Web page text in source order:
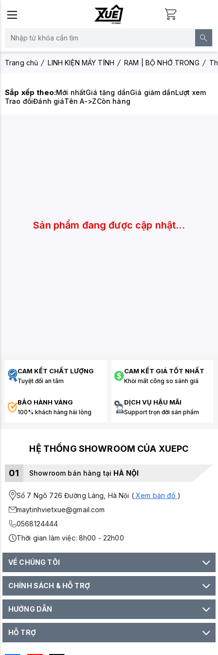
Trang chủ LINH KIỆN MÁY TÍNH RAM | BỘ NHỚ TRONG
Sắp xếp theo:Mới nhấtGiá tăng dầnGiá giảm dầnLượt xem
Trao đổiĐánh giáTên A->ZCòn hàng
Sản phẩm đang được cập nhật...
CAM KẾT CHẤT LƯỢNG
Tuyệt đối an tâm
CAM KẾT GIÁ TỐT NHẤT
Khỏi mất công so sánh giá
BẢO HÀNH VÀNG
100% khách hàng hài lòng
DỊCH VỤ HẬU MÃI
Support trọn đời sản phẩm
HỆ THỐNG SHOWROOM CỦA XUEPC
01 Showroom bán hàng tại HÀ NỘI
Số 7 Ngõ 726 Đường Láng, Hà Nội (Xem bản đồ )
maytinhvietxue@gmail.com
0568124444
Thời gian làm việc: 8h00 - 22h00
VỀ CHÚNG TÔI
CHÍNH SÁCH & HỖ TRỢ
HƯỚNG DẪN
HỖ TRỢ